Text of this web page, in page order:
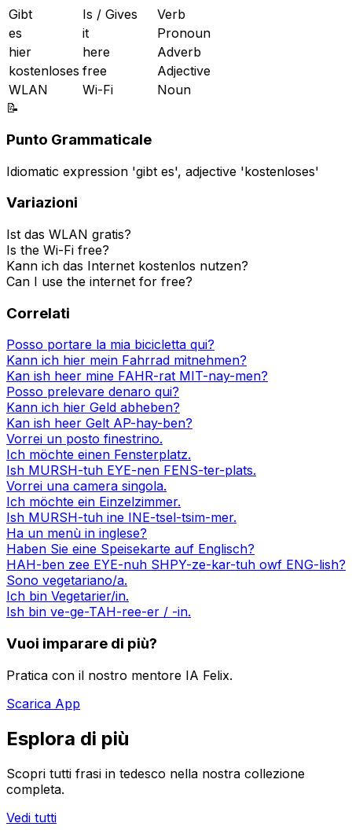
Gibt
Is / Gives
Verb
es
it
Pronoun
hier
here
Adverb
kostenloses free
Adjective
WLAN
Wi-Fi
Noun
📝
Punto Grammaticale
Idiomatic expression 'gibt es', adjective 'kostenloses'
Variazioni
Ist das WLAN gratis?
Is the Wi-Fi free?
Kann ich das Internet kostenlos nutzen?
Can I use the internet for free?
Correlati
Posso portare la mia bicicletta qui?
Kann ich hier mein Fahrrad mitnehmen?
Kan ish heer mine FAHR-rat MIT-nay-men?
Posso prelevare denaro qui?
Kann ich hier Geld abheben?
Kan ish heer Gelt AP-hay-ben?
Vorrei un posto finestrino.
Ich möchte einen Fensterplatz.
Ish MURSH-tuh EYE-nen FENS-ter-plats.
Vorrei una camera singola.
Ich möchte ein Einzelzimmer.
Ish MURSH-tuh ine INE-tsel-tsim-mer.
Ha un menù in inglese?
Haben Sie eine Speisekarte auf Englisch?
HAH-ben zee EYE-nuh SHPY-ze-kar-tuh owf ENG-lish?
Sono vegetariano/a.
Ich bin Vegetarier/in.
Ish bin ve-ge-TAH-ree-er / -in.
Vuoi imparare di più?
Pratica con il nostro mentore IA Felix.
Scarica App
Esplora di più
Scopri tutti frasi in tedesco nella nostra collezione
completa.
Vedi tutti